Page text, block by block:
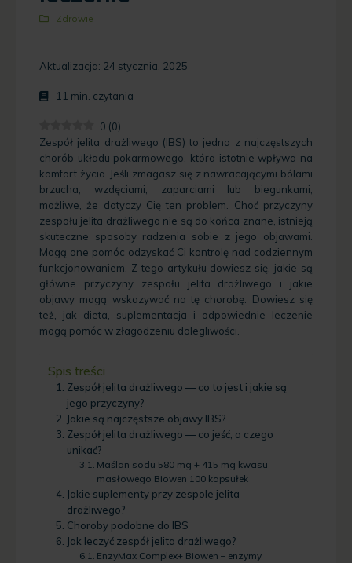
Zdrowie
Aktualizacja: 24 stycznia, 2025
11 min. czytania
0 (0)
Zespół jelita drażliwego (IBS) to jedna z najczęstszych
chorób układu pokarmowego, która istotnie wpływa na
komfort życia. Jeśli zmagasz się z nawracającymi bólami
brzucha, wzdęciami, zaparciami lub biegunkami,
możliwe, że dotyczy Cię ten problem. Choć przyczyny
zespołu jelita drażliwego nie są do końca znane, istnieją
skuteczne sposoby radzenia sobie z jego objawami.
Mogą one pomóc odzyskać Ci kontrolę nad codziennym
funkcjonowaniem. Z tego artykułu dowiesz się, jakie są
główne przyczyny zespołu jelita drażliwego i jakie
objawy mogą wskazywać na tę chorobę. Dowiesz się
też, jak dieta, suplementacja i odpowiednie leczenie
mogą pomóc w złagodzeniu dolegliwości.
Spis treści
Zespół jelita drażliwego — co to jest i jakie są
jego przyczyny?
Jakie są najczęstsze objawy IBS?
Zespół jelita drażliwego — co jeść, a czego
unikać?
Maślan sodu 580 mg + 415 mg kwasu
masłowego Biowen 100 kapsułek
Jakie suplementy przy zespole jelita
drażliwego?
Choroby podobne do IBS
Jak leczyć zespół jelita drażliwego?
EnzyMax Complex+ Biowen – enzymy